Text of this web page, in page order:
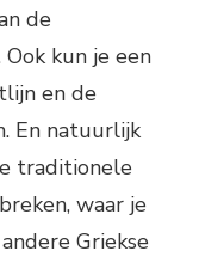
de
kun je een
en de
En natuurlijk
traditionele
waar je
Griekse